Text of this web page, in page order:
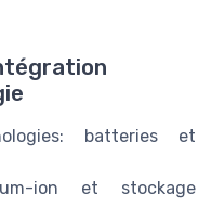
batteries et
ion et stockage